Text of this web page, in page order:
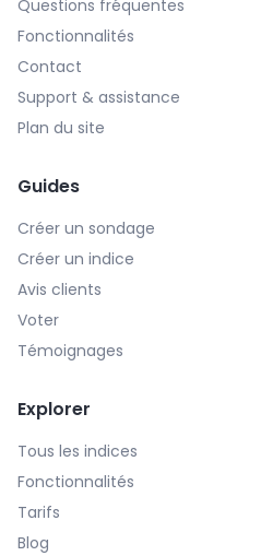
Questions fréquentes
Fonctionnalités
Contact
Support & assistance
Plan du site
Guides
Créer un sondage
Créer un indice
Avis clients
Voter
Témoignages
Explorer
Tous les indices
Fonctionnalités
Tarifs
Blog